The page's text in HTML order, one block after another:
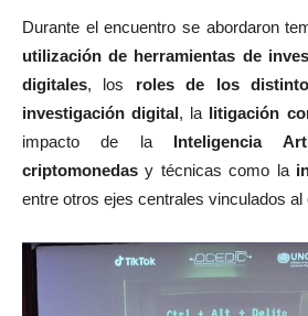
Durante el encuentro se abordaron
utilización de herramientas de
digitales, los roles de los
investigación digital, la litigación
impacto de la Inteligencia
criptomonedas y técnicas como la
entre otros ejes centrales vinculados al